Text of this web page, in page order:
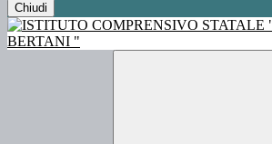
Chiudi